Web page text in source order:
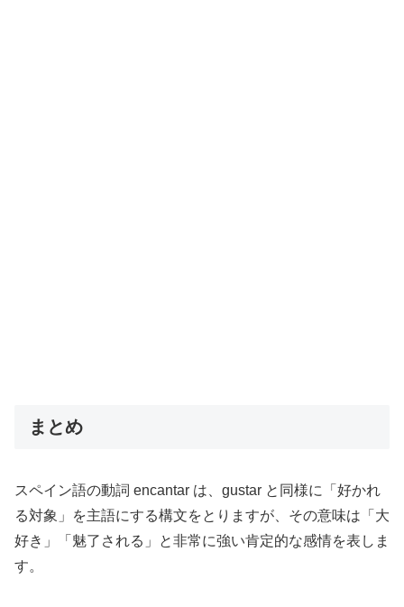
まとめ
スペイン語の動詞 encantar は、gustar と同様に「好かれ
る対象」を主語にする構文をとりますが、その意味は「大
好き」「魅了される」と非常に強い肯定的な感情を表しま
す。